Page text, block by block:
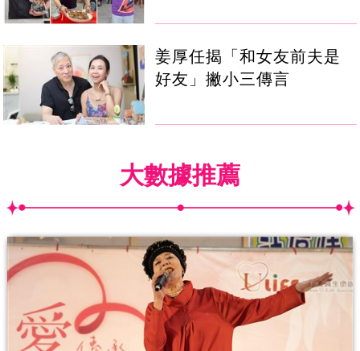
姜厚任揭「和女友前夫是
好友」撇小三傳言
大數據推薦